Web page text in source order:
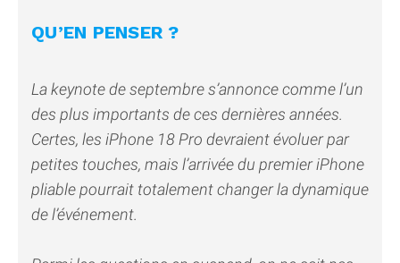
QU’EN PENSER ?
La keynote de septembre s’annonce comme l’un
des plus importants de ces dernières années.
Certes, les iPhone 18 Pro devraient évoluer par
petites touches, mais l’arrivée du premier iPhone
pliable pourrait totalement changer la dynamique
de l’événement.